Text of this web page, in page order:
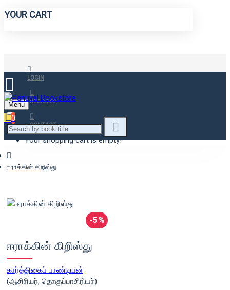
YOUR CART
LOGIN
REGISTER
CONTACT
Menu
0
Your shopping cart is empty!
ஈராக்கின் கிறிஸ்து
-5 %
ஈராக்கின் கிறிஸ்து
கார்த்திகைப் பாண்டியன்
(ஆசிரியர், தொகுப்பாசிரியர்)